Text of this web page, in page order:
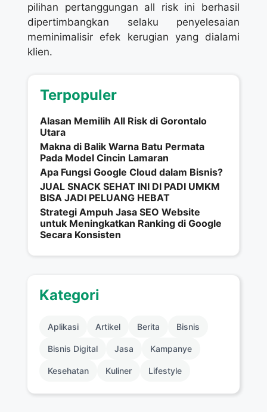
pilihan pertanggungan all risk ini berhasil
dipertimbangkan selaku penyelesaian
meminimalisir efek kerugian yang dialami
klien.
Terpopuler
Alasan Memilih All Risk di Gorontalo
Utara
Makna di Balik Warna Batu Permata
Pada Model Cincin Lamaran
Apa Fungsi Google Cloud dalam Bisnis?
JUAL SNACK SEHAT INI DI PADI UMKM
BISA JADI PELUANG HEBAT
Strategi Ampuh Jasa SEO Website
untuk Meningkatkan Ranking di Google
Secara Konsisten
Kategori
Aplikasi Artikel Berita Bisnis
Bisnis Digital Jasa Kampanye
Kesehatan Kuliner Lifestyle